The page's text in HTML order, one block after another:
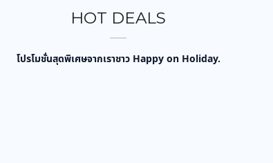
HOT DEALS
โปรโมชั่นสุดพิเศษจากเราชาว Happy on Holiday.